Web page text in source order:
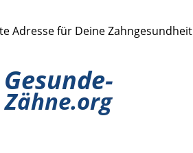
Adresse für Deine Zahngesundheit